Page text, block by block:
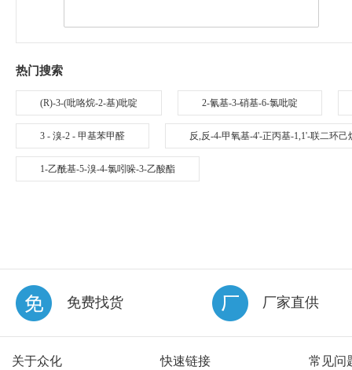
热门搜索
(R)-3-(吡咯烷-2-基)吡啶 2-氰基-3-硝基-6-氯吡啶
3 - 溴-2 - 甲基苯甲醛 反,反-4-甲氧基-4'-正丙基-1,1'-联二环己
1-乙酰基-5-溴-4-氯吲哚-3-乙酸酯
免费找货 厂家直供
关于众化 快速链接 常见问